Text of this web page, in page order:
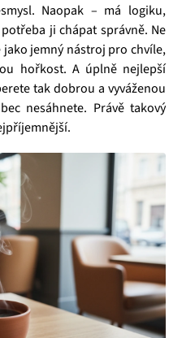
Naopak – má logiku,
ji chápat správně. Ne
jemný nástroj pro chvíle,
hořkost. A úplně nejlepší
tak dobrou a vyváženou
nesáhnete. Právě takový